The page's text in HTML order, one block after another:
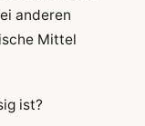
anderen
Mittel
ist?